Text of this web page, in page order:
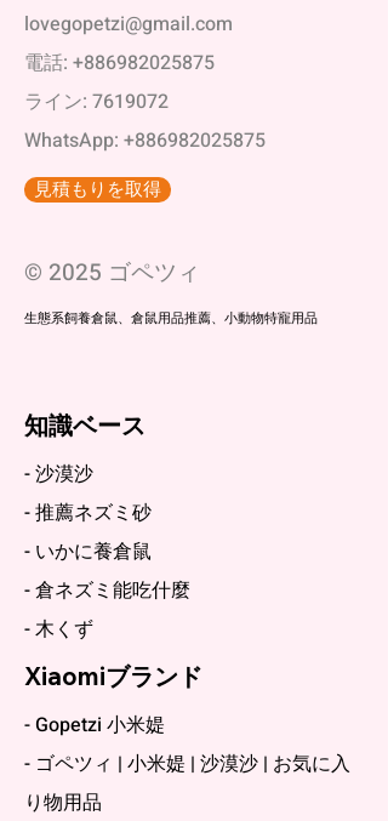
lovegopetzi@gmail.com
電話: +886982025875
ライン: 7619072
WhatsApp: +886982025875
見積もりを取得
© 2025 ゴペツィ
生態系飼養倉鼠、倉鼠用品推薦、小動物特寵用品
知識ベース
- 沙漠沙
- 推薦ネズミ砂
- いかに養倉鼠
- 倉ネズミ能吃什麼
- 木くず
Xiaomiブランド
- Gopetzi 小米媞
- ゴペツィ | 小米媞 | 沙漠沙 | お気に入
り物用品